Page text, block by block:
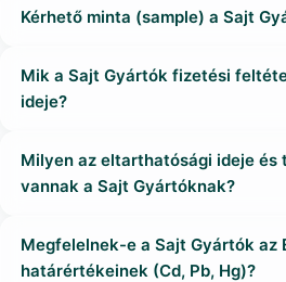
Kérhető minta (sample) a Sajt
Mik a Sajt Gyártók fizetési
ideje?
Milyen az eltarthatósági ideje
vannak a Sajt Gyártóknak?
Megfelelnek-e a Sajt Gyártók az
határértékeinek (Cd, Pb, Hg)?